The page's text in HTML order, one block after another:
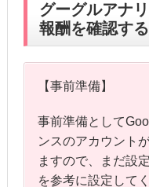
グーグルアナ
報酬を確認す
【事前準備】
事前準備として
ンスのアカウント
ますので、まだ設
を参考に設定して